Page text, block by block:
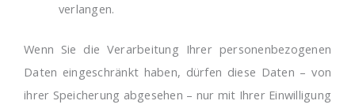
verlangen.
Wenn Sie die Verarbeitung Ihrer personenbezogenen
Daten eingeschränkt haben, dürfen diese Daten – von
ihrer Speicherung abgesehen – nur mit Ihrer Einwilligung